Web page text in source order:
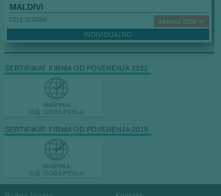
MALDIVI
Sezona 2026 >>
CELE GODINE
INDIVIDUALNO
SERTIFIKAT FIRMA OD POVERENJA 2022
SERTIFIKAT FIRMA OD POVERENJA 2019